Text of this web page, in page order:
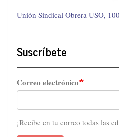
Unión Sindical Obrera USO,
Suscríbete
Correo electrónico
¡Recibe en tu correo todas las